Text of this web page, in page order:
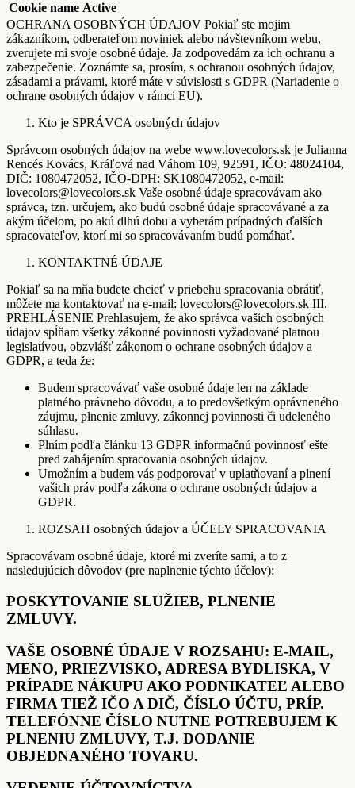
Cookie name Active
OCHRANA OSOBNÝCH ÚDAJOV Pokiaľ ste mojim
zákazníkom, odberateľom noviniek alebo návštevníkom webu,
zverujete mi svoje osobné údaje. Ja zodpovedám za ich ochranu a
zabezpečenie. Zoznámte sa, prosím, s ochranou osobných údajov,
zásadami a právami, ktoré máte v súvislosti s GDPR (Nariadenie o
ochrane osobných údajov v rámci EU).
Kto je SPRÁVCA osobných údajov
Správcom osobných údajov na webe www.lovecolors.sk je Julianna
Rencés Kovács, Kráľová nad Váhom 109, 92591, IČO: 48024104,
DIČ: 1080472052, IČO-DPH: SK1080472052, e-mail:
lovecolors@lovecolors.sk Vaše osobné údaje spracovávam ako
správca, tzn. určujem, ako budú osobné údaje spracovávané a za
akým účelom, po akú dlhú dobu a vyberám prípadných ďalších
spracovateľov, ktorí mi so spracovávaním budú pomáhať.
KONTAKTNÉ ÚDAJE
Pokiaľ sa na mňa budete chcieť v priebehu spracovania obrátiť,
môžete ma kontaktovať na e-mail: lovecolors@lovecolors.sk III.
PREHLÁSENIE Prehlasujem, že ako správca vašich osobných
údajov spĺňam všetky zákonné povinnosti vyžadované platnou
legislatívou, obzvlášť zákonom o ochrane osobných údajov a
GDPR, a teda že:
Budem spracovávať vaše osobné údaje len na základe
platného právneho dôvodu, a to predovšetkým oprávneného
záujmu, plnenie zmluvy, zákonnej povinnosti či udeleného
súhlasu.
Plním podľa článku 13 GDPR informačnú povinnosť ešte
pred zahájením spracovania osobných údajov.
Umožním a budem vás podporovať v uplatňovaní a plnení
vašich práv podľa zákona o ochrane osobných údajov a
GDPR.
ROZSAH osobných údajov a ÚČELY SPRACOVANIA
Spracovávam osobné údaje, ktoré mi zveríte sami, a to z
nasledujúcich dôvodov (pre naplnenie týchto účelov):
POSKYTOVANIE SLUŽIEB, PLNENIE
ZMLUVY.
VAŠE OSOBNÉ ÚDAJE V ROZSAHU: E-MAIL,
MENO, PRIEZVISKO, ADRESA BYDLISKA, V
PRÍPADE NÁKUPU AKO PODNIKATEĽ ALEBO
FIRMA TIEŽ IČO A DIČ, ČÍSLO ÚČTU, PRÍP.
TELEFÓNNE ČÍSLO NUTNE POTREBUJEM K
PLNENIU ZMLUVY, T.J. DODANIE
OBJEDNANÉHO TOVARU.